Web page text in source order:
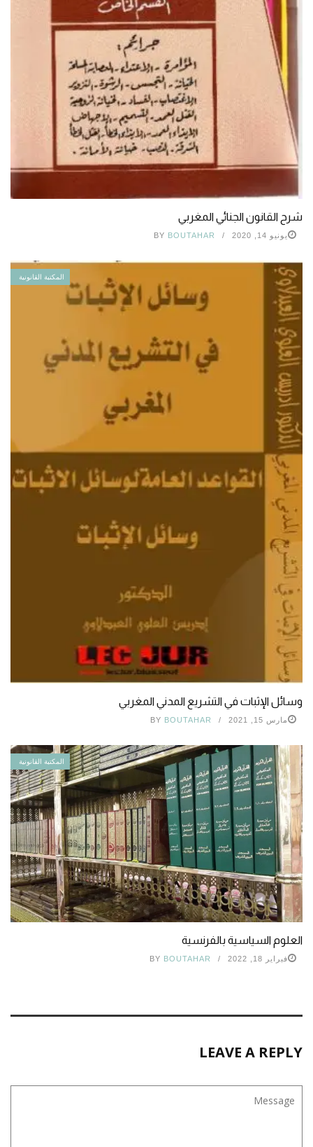
شرح القانون الجنائي المغربي
يونيو 14, 2020 BY BOUTAHAR
المكتبة القانونية
وسائل الإثبات في التشريع المدني المغربي
مارس 15, 2021 BY BOUTAHAR
المكتبة القانونية
العلوم السياسية بالفرنسية
فبراير 18, 2022 BY BOUTAHAR
LEAVE A REPLY